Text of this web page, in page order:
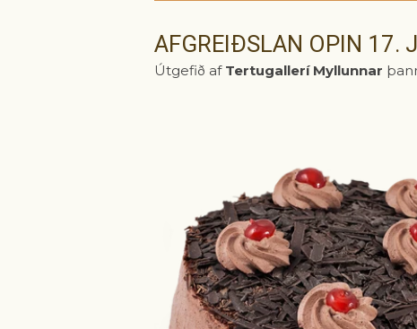
AFGREIÐSLAN OPIN 17.
Útgefið af Tertugallerí Myllunnar